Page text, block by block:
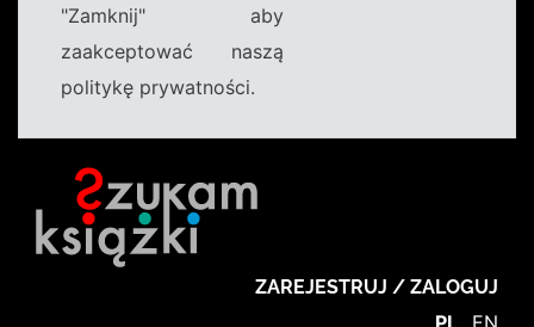
"Zamknij" aby
zaakceptować naszą
politykę prywatności.
ZAREJESTRUJ / ZALOGUJ
PL EN